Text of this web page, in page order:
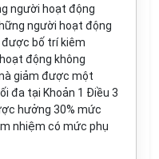
người hoạt động
người hoạt động
bố trí kiêm
động không
giảm được một
đa tại Khoản 1 Điều 3
hưởng 30% mức
nhiệm có mức phụ